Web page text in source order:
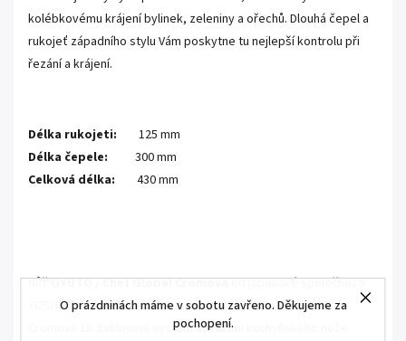
O prázdninách máme v sobotu zavřeno. Děkujeme za
pochopení.
kolébkovému krájení bylinek, zeleniny a ořechů. Dlouhá čepel a
rukojeť západního stylu Vám poskytne tu nejlepší kontrolu při
řezání a krájení.
Délka rukojeti: 125 mm
Délka čepele:
300 mm
Celková délka: 430 mm
NůžGYUTO / Chef Global Cromovaod japonské společnosti
YOSHIKIN má čepel s žiletkovým ostřím z japonské oceli
Exklusivní systém vyvážení kuchyňského nože